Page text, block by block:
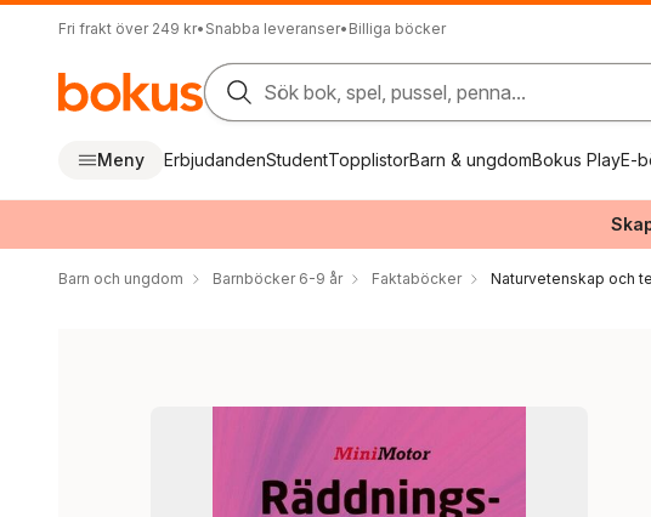
Fri frakt över 249 kr• Snabba leveranser• Billiga böcker
Sök bok, spel, pussel, penna...
Meny ErbjudandenStudentTopplistorBarn & ungdomBokus PlayE-
Barn och ungdom Barnböcker 6-9 år Faktaböcker Naturvetenskap och